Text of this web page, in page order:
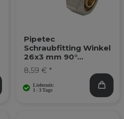
Pipetec
Schraubfitting Winkel
26x3 mm 90°
Mehrschicht-
Verbundrohr
8,59 € *